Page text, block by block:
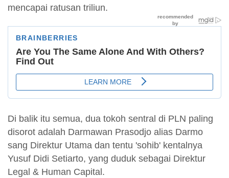
mencapai ratusan triliun.
Di balik itu semua, dua tokoh sentral di PLN paling
disorot adalah Darmawan Prasodjo alias Darmo
sang Direktur Utama dan tentu 'sohib' kentalnya
Yusuf Didi Setiarto, yang duduk sebagai Direktur
Legal & Human Capital.